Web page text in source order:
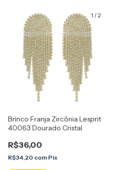
1 /2
Brinco Franja Zircônia Lesprit
40063 Dourado Cristal
R$36,00
R$34,20 com Pix